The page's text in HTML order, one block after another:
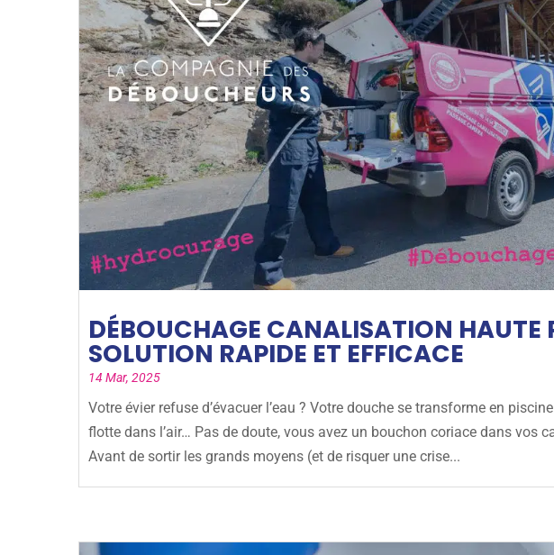
DÉBOUCHAGE CANALISATION HAUTE
SOLUTION RAPIDE ET EFFICACE
14 Mar, 2025
Votre évier refuse d’évacuer l’eau ? Votre douche se transforme en
flotte dans l’air… Pas de doute, vous avez un bouchon coriace dans vos
Avant de sortir les grands moyens (et de risquer une crise...